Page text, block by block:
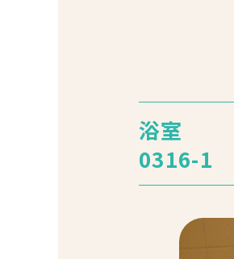
浴室
0316-1